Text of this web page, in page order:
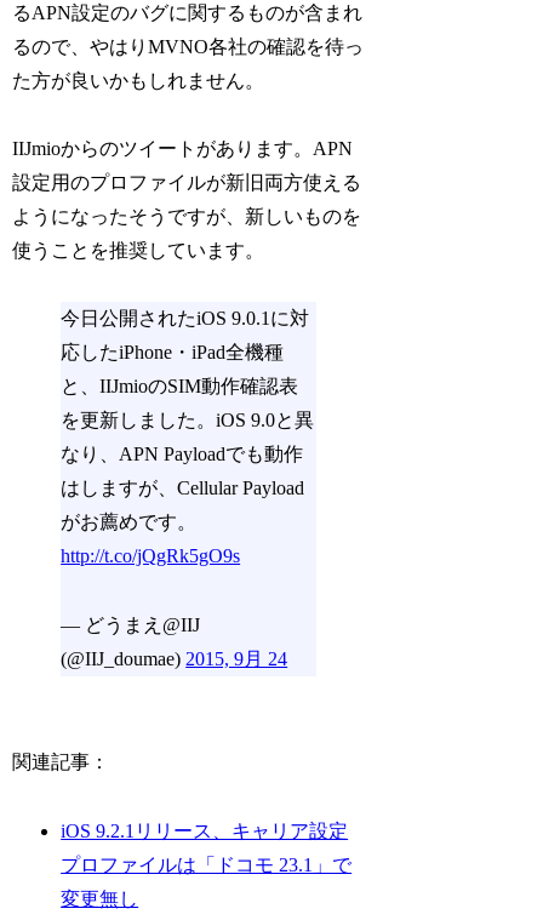
るAPN設定のバグに関するものが含まれ
るので、やはりMVNO各社の確認を待っ
た方が良いかもしれません。
IIJmioからのツイートがあります。APN
設定用のプロファイルが新旧両方使える
ようになったそうですが、新しいものを
使うことを推奨しています。
今日公開されたiOS 9.0.1に対
応したiPhone・iPad全機種
と、IIJmioのSIM動作確認表
を更新しました。iOS 9.0と異
なり、APN Payloadでも動作
はしますが、Cellular Payload
がお薦めです。
http://t.co/jQgRk5gO9s
— どうまえ@IIJ
(@IIJ_doumae) 2015, 9月 24
関連記事：
iOS 9.2.1リリース、キャリア設定
プロファイルは「ドコモ 23.1」で
変更無し